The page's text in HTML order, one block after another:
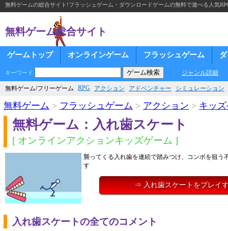
無料ゲームの総合サイト!フラッシュゲーム・ダウンロードゲームの無料で遊べる人気
無料ゲーム総合サイト
ゲームトップ オンラインゲーム フラッシュゲーム
キーワード ジャンル詳細
無料ゲーム/フリーゲーム RPG アクション アドベンチャー シミュレーション
無料ゲーム > フラッシュゲーム > アクション > キッ
無料ゲーム：入れ歯スケート
[ オンラインアクションキッズゲーム ]
襲ってくる入れ歯を連続で踏みつけ、コンボを狙う
す
⇒ 入れ歯スケートをプレイ
入れ歯スケートの全てのコメント